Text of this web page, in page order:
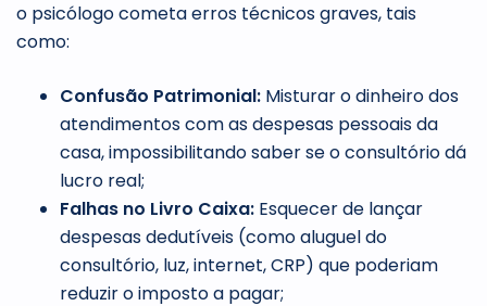
o psicólogo cometa erros técnicos graves, tais
como:
Confusão Patrimonial: Misturar o dinheiro dos
atendimentos com as despesas pessoais da
casa, impossibilitando saber se o consultório dá
lucro real;
Falhas no Livro Caixa: Esquecer de lançar
despesas dedutíveis (como aluguel do
consultório, luz, internet, CRP) que poderiam
reduzir o imposto a pagar;